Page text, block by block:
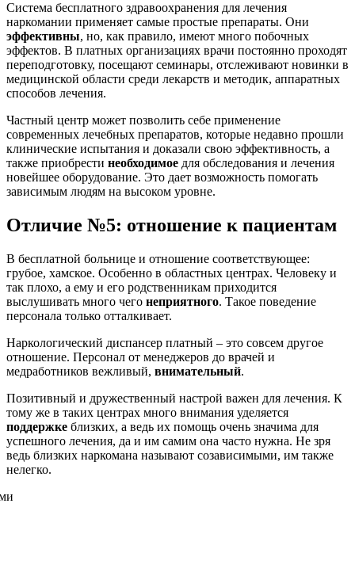
Система бесплатного здравоохранения для лечения
наркомании применяет самые простые препараты. Они
эффективны, но, как правило, имеют много побочных
эффектов. В платных организациях врачи постоянно проходят
переподготовку, посещают семинары, отслеживают новинки в
медицинской области среди лекарств и методик, аппаратных
способов лечения.
Частный центр может позволить себе применение
современных лечебных препаратов, которые недавно прошли
клинические испытания и доказали свою эффективность, а
также приобрести необходимое для обследования и лечения
новейшее оборудование. Это дает возможность помогать
зависимым людям на высоком уровне.
Отличие №5: отношение к пациентам
В бесплатной больнице и отношение соответствующее:
грубое, хамское. Особенно в областных центрах. Человеку и
так плохо, а ему и его родственникам приходится
выслушивать много чего неприятного. Такое поведение
персонала только отталкивает.
Наркологический диспансер платный – это совсем другое
отношение. Персонал от менеджеров до врачей и
медработников вежливый, внимательный.
Позитивный и дружественный настрой важен для лечения. К
тому же в таких центрах много внимания уделяется
поддержке близких, а ведь их помощь очень значима для
успешного лечения, да и им самим она часто нужна. Не зря
ведь близких наркомана называют созависимыми, им также
нелегко.